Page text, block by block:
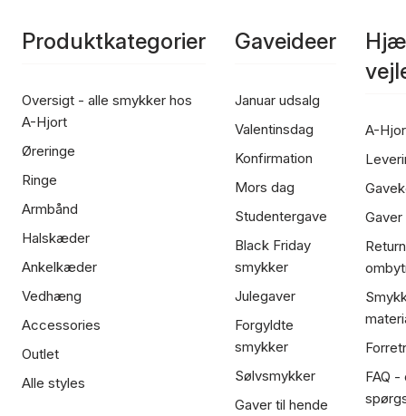
Produktkategorier
Oversigt - alle smykker hos
A-Hjort
Øreringe
Ringe
Armbånd
Halskæder
Ankelkæder
Vedhæng
Accessories
Outlet
Alle styles
Gaveideer
Januar udsalg
Valentinsdag
Konfirmation
Mors dag
Studentergave
Black Friday
smykker
Julegaver
Forgyldte
smykker
Sølvsmykker
Gaver til hende
A-
FAQ